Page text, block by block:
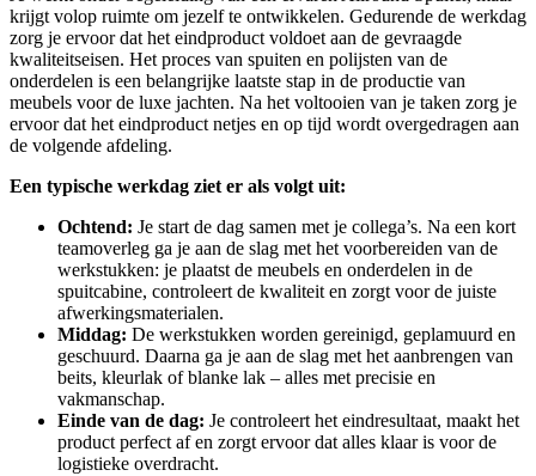
krijgt volop ruimte om jezelf te ontwikkelen. Gedurende de werkdag
zorg je ervoor dat het eindproduct voldoet aan de gevraagde
kwaliteitseisen. Het proces van spuiten en polijsten van de
onderdelen is een belangrijke laatste stap in de productie van
meubels voor de luxe jachten. Na het voltooien van je taken zorg je
ervoor dat het eindproduct netjes en op tijd wordt overgedragen aan
de volgende afdeling.
Een typische werkdag ziet er als volgt uit:
Ochtend: Je start de dag samen met je collega’s. Na een kort
teamoverleg ga je aan de slag met het voorbereiden van de
werkstukken: je plaatst de meubels en onderdelen in de
spuitcabine, controleert de kwaliteit en zorgt voor de juiste
afwerkingsmaterialen.
Middag: De werkstukken worden gereinigd, geplamuurd en
geschuurd. Daarna ga je aan de slag met het aanbrengen van
beits, kleurlak of blanke lak – alles met precisie en
vakmanschap.
Einde van de dag: Je controleert het eindresultaat, maakt het
product perfect af en zorgt ervoor dat alles klaar is voor de
logistieke overdracht.